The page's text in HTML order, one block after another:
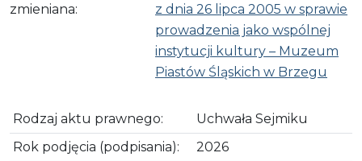
zmieniana:
z dnia 26 lipca 2005 w sprawie
prowadzenia jako wspólnej
instytucji kultury – Muzeum
Piastów Śląskich w Brzegu
Rodzaj aktu prawnego:
Uchwała Sejmiku
Rok podjęcia (podpisania):
2026